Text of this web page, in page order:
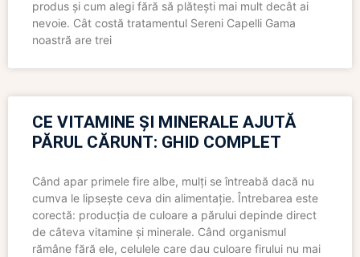
produs și cum alegi fără să plătești mai mult decât ai
nevoie. Cât costă tratamentul Sereni Capelli Gama
noastră are trei
CE VITAMINE ȘI MINERALE AJUTĂ
PĂRUL CĂRUNT: GHID COMPLET
Când apar primele fire albe, mulți se întreabă dacă nu
cumva le lipsește ceva din alimentație. Întrebarea este
corectă: producția de culoare a părului depinde direct
de câteva vitamine și minerale. Când organismul
rămâne fără ele, celulele care dau culoare firului nu mai